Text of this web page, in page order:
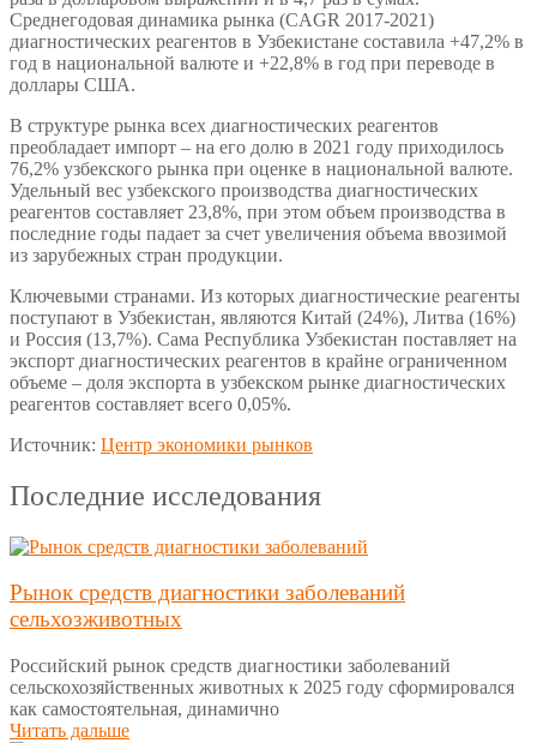
Среднегодовая динамика рынка (CAGR 2017-2021)
диагностических реагентов в Узбекистане составила +47,2% в
год в национальной валюте и +22,8% в год при переводе в
доллары США.
В структуре рынка всех диагностических реагентов
преобладает импорт – на его долю в 2021 году приходилось
76,2% узбекского рынка при оценке в национальной валюте.
Удельный вес узбекского производства диагностических
реагентов составляет 23,8%, при этом объем производства в
последние годы падает за счет увеличения объема ввозимой
из зарубежных стран продукции.
Ключевыми странами. Из которых диагностические реагенты
поступают в Узбекистан, являются Китай (24%), Литва (16%)
и Россия (13,7%). Сама Республика Узбекистан поставляет на
экспорт диагностических реагентов в крайне ограниченном
объеме – доля экспорта в узбекском рынке диагностических
реагентов составляет всего 0,05%.
Источник: Центр экономики рынков
Последние исследования
Рынок средств диагностики заболеваний
сельхозживотных
Российский рынок средств диагностики заболеваний
сельскохозяйственных животных к 2025 году сформировался
как самостоятельная, динамично
Читать дальше